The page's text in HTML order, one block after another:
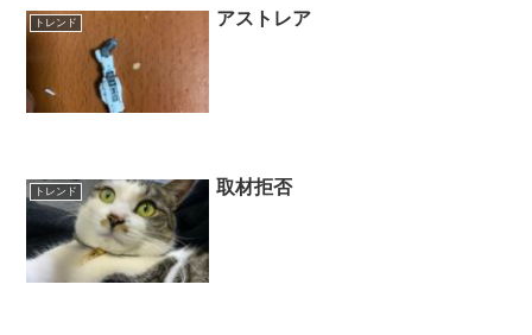
トレンド アストレア
トレンド 取材拒否